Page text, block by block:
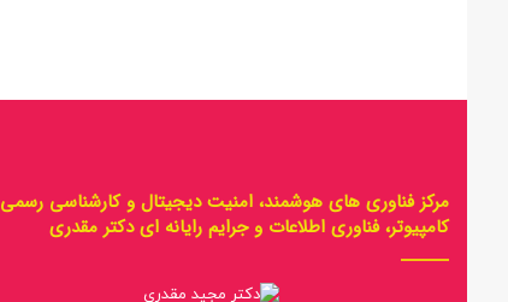
مرکز فناوری های هوشمند، امنیت دیجیتال و کارشناسی رسمی
کامپیوتر، فناوری اطلاعات و جرایم رایانه ای دکتر مقدری